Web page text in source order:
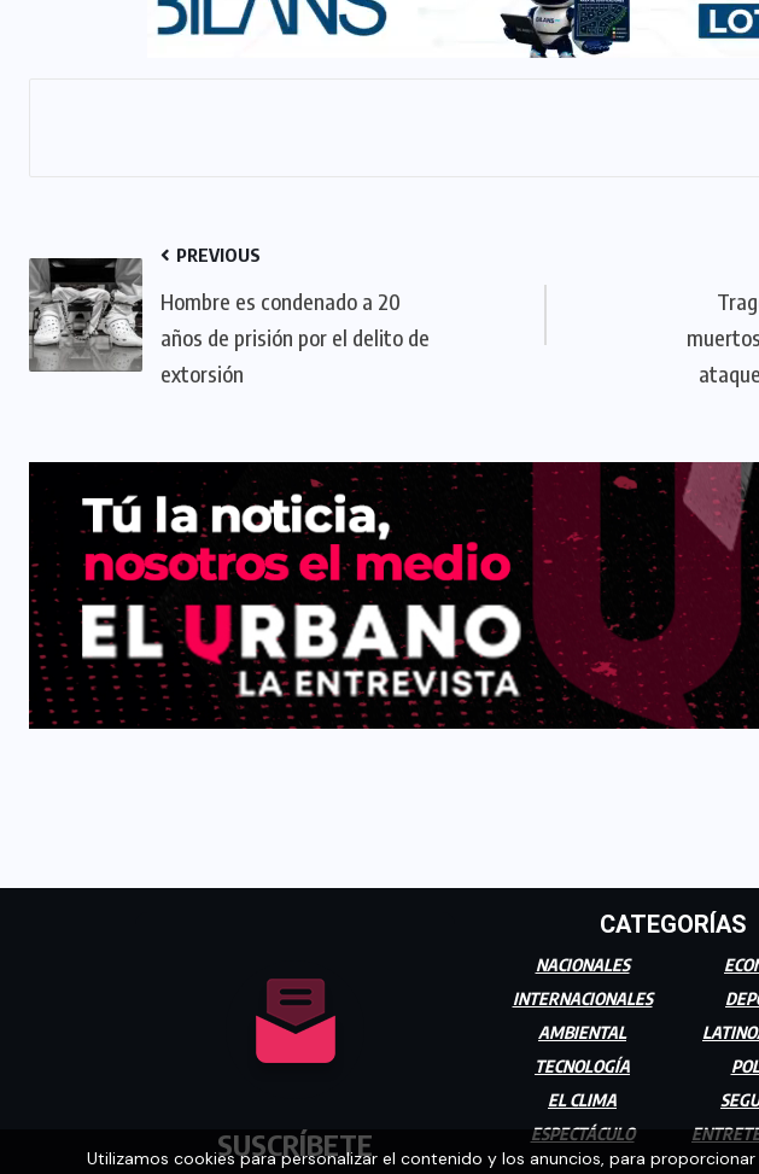
PREVIOUS
Hombre es condenado a 20
años de prisión por el delito de
extorsión
SUSCRÍBETE
CATEGORÍAS
NACIONALES
INTERNACIONALES
AMBIENTAL
TECNOLOGÍA
EL CLIMA
ESPECTÁCULO
Utilizamos cookies para personalizar el contenido y los anuncios, para